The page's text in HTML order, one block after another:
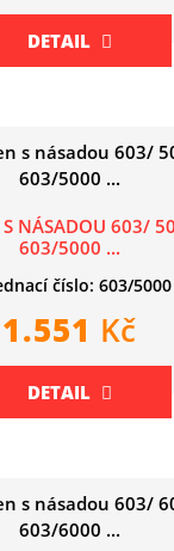
DETAIL
NÁSADOU 603/
603/5000 ...
číslo: 603/5000
1.551 Kč
DETAIL